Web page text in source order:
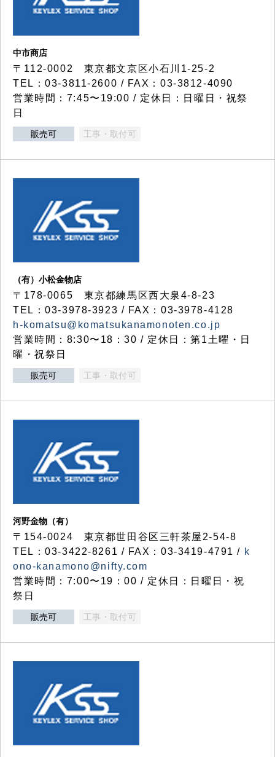
中市商店
〒112-0002 東京都文京区小石川1-25-2
TEL：03-3811-2600 / FAX：03-3812-4090
営業時間：7:45〜19:00 / 定休日：日曜日・祝祭
日
販売可 工事・取付可
（有）小松金物店
〒178-0065 東京都練馬区西大泉4-8-23
TEL：03-3978-3923 / FAX：03-3978-4128
h-komatsu@komatsukanamonoten.co.jp
営業時間：8:30〜18：30 / 定休日：第1土曜・日
曜・祝祭日
販売可 工事・取付可
河野金物（有）
〒154-0024 東京都世田谷区三軒茶屋2-54-8
TEL：03-3422-8261 / FAX：03-3419-4791 / k
ono-kanamono@nifty.com
営業時間：7:00〜19：00 / 定休日：日曜日・祝
祭日
販売可 工事・取付可